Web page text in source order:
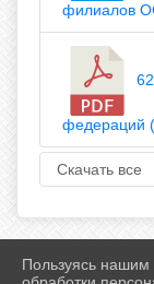
филиалов
федераций
Скачать все
Пользуясь нашим